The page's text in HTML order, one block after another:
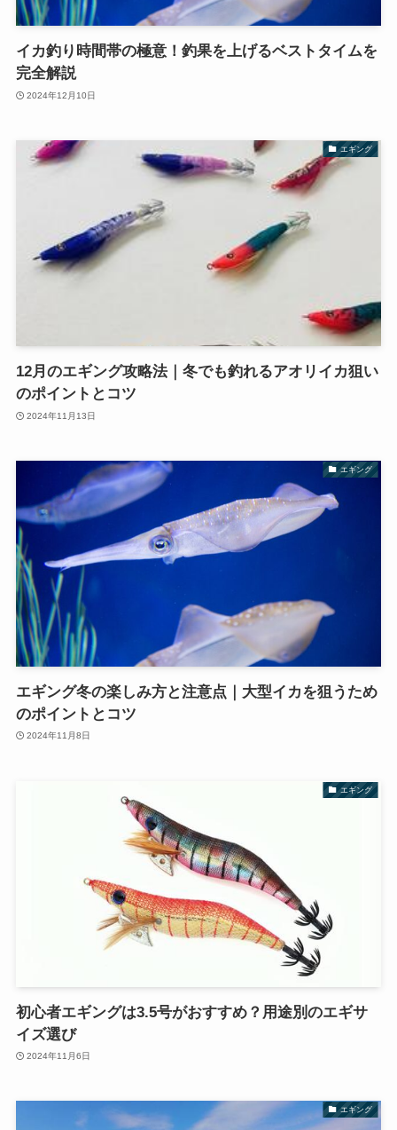
イカ釣り時間帯の極意！釣果を上げるベストタイムを
完全解説
2024年12月10日
エギング
12月のエギング攻略法｜冬でも釣れるアオリイカ狙い
のポイントとコツ
2024年11月13日
エギング
エギング冬の楽しみ方と注意点｜大型イカを狙うため
のポイントとコツ
2024年11月8日
エギング
初心者エギングは3.5号がおすすめ？用途別のエギサ
イズ選び
2024年11月6日
エギング